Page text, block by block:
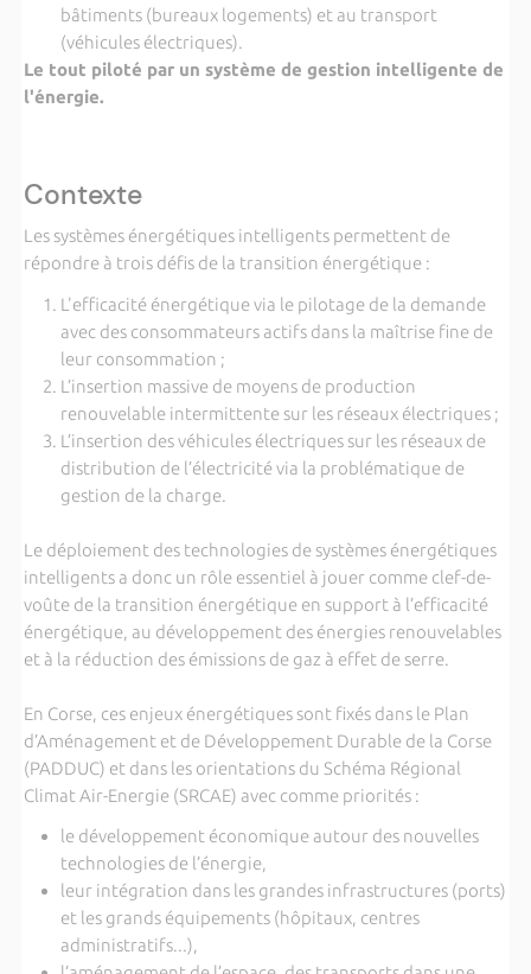
bâtiments (bureaux logements) et au transport
(véhicules électriques).
Le tout piloté par un système de gestion intelligente de
l'énergie.
Contexte
Les systèmes énergétiques intelligents permettent de
répondre à trois défis de la transition énergétique :
L'efficacité énergétique via le pilotage de la demande
avec des consommateurs actifs dans la maîtrise fine de
leur consommation ;
L’insertion massive de moyens de production
renouvelable intermittente sur les réseaux électriques ;
L’insertion des véhicules électriques sur les réseaux de
distribution de l’électricité via la problématique de
gestion de la charge.
Le déploiement des technologies de systèmes énergétiques
intelligents a donc un rôle essentiel à jouer comme clef-de-
voûte de la transition énergétique en support à l’efficacité
énergétique, au développement des énergies renouvelables
et à la réduction des émissions de gaz à effet de serre.
En Corse, ces enjeux énergétiques sont fixés dans le Plan
d’Aménagement et de Développement Durable de la Corse
(PADDUC) et dans les orientations du Schéma Régional
Climat Air-Energie (SRCAE) avec comme priorités :
le développement économique autour des nouvelles
technologies de l’énergie,
leur intégration dans les grandes infrastructures (ports)
et les grands équipements (hôpitaux, centres
administratifs...),